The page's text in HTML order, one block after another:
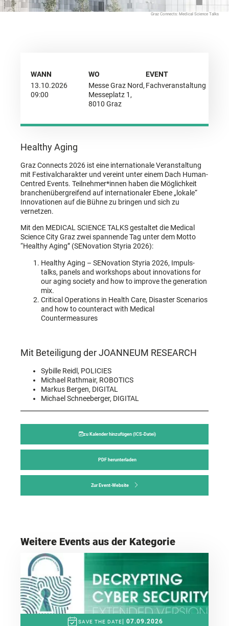
Graz Connects: Medical Science Talks
WANN
13.10.2026
09:00
WO
Messe Graz Nord,
Messeplatz 1,
8010 Graz
EVENT
Fachveranstaltung
Healthy Aging
Graz Connects 2026 ist eine internationale Veranstaltung
mit Festivalcharakter und vereint unter einem Dach Human-
Centred Events. Teilnehmer*innen haben die Möglichkeit
branchenübergreifend auf internationaler Ebene „lokale“
Innovationen auf die Bühne zu bringen und sich zu
vernetzen.
Mit den MEDICAL SCIENCE TALKS gestaltet die Medical
Science City Graz zwei spannende Tag unter dem Motto
“Healthy Aging” (SENovation Styria 2026):
Healthy Aging – SENovation Styria 2026, Impuls-
talks, panels and workshops about innovations for
our aging society and how to improve the generation
mix.
Critical Operations in Health Care, Disaster Scenarios
and how to counteract with Medical
Countermeasures
Mit Beteiligung der JOANNEUM RESEARCH
Sybille Reidl, POLICIES
Michael Rathmair, ROBOTICS
Markus Bergen, DIGITAL
Michael Schneeberger, DIGITAL
zu Kalender hinzufügen (ICS-Datei)
PDF herunterladen
Zur Event-Website
Weitere Events aus der Kategorie
SAVE THE DATE | 07.09.2026